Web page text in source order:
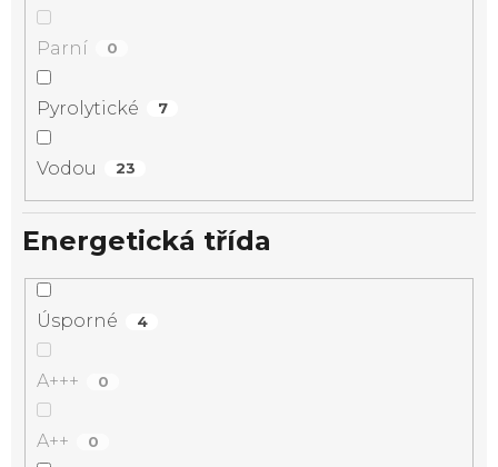
Parní 0
Pyrolytické 7
Vodou 23
Energetická třída
Úsporné 4
A+++ 0
A++ 0